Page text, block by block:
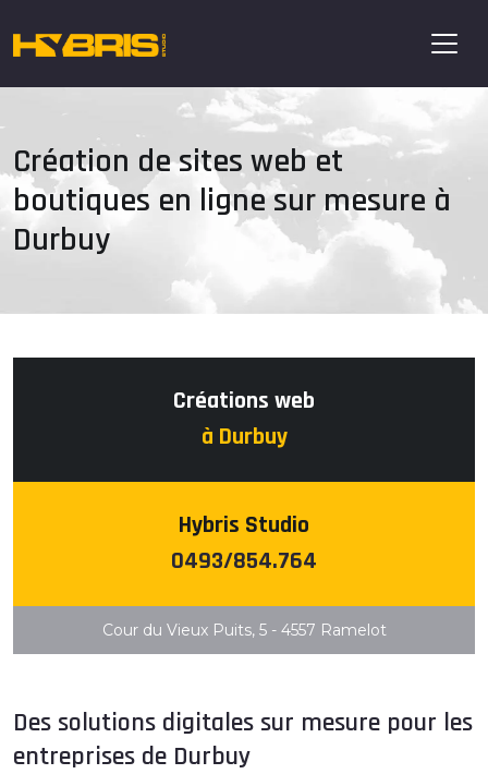
Création de sites web et
boutiques en ligne sur mesure à
Durbuy
Créations web
à Durbuy
Hybris Studio
0493/854.764
Cour du Vieux Puits, 5 - 4557 Ramelot
Des solutions digitales sur mesure pour les
entreprises de Durbuy